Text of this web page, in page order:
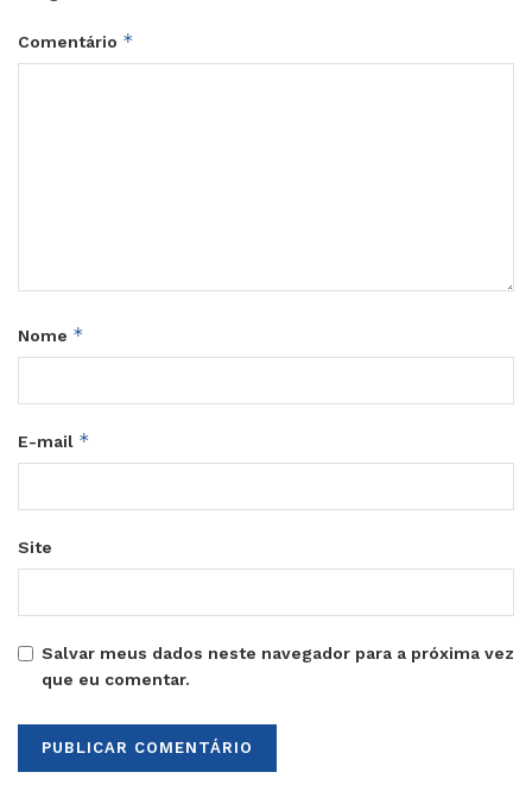
Comentário *
Nome *
E-mail *
Site
Salvar meus dados neste navegador para a próxima vez
que eu comentar.